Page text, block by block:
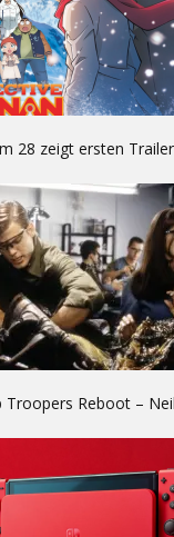
28 zeigt ersten
Troopers Reboot –